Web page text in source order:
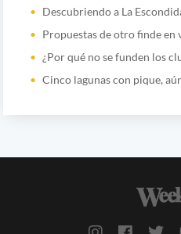
Descubriendo a La
Propuestas de otro finde en
¿Por qué no se funden los
Cinco lagunas con pique,